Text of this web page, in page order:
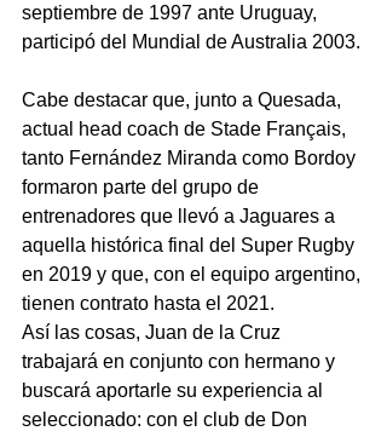
septiembre de 1997 ante Uruguay,
participó del Mundial de Australia 2003.
Cabe destacar que, junto a Quesada,
actual head coach de Stade Français,
tanto Fernández Miranda como Bordoy
formaron parte del grupo de
entrenadores que llevó a Jaguares a
aquella histórica final del Super Rugby
en 2019 y que, con el equipo argentino,
tienen contrato hasta el 2021.
Así las cosas, Juan de la Cruz
trabajará en conjunto con hermano y
buscará aportarle su experiencia al
seleccionado: con el club de Don